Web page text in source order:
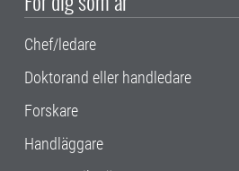
Chef/ledare
Doktorand eller handledare
Forskare
Handläggare